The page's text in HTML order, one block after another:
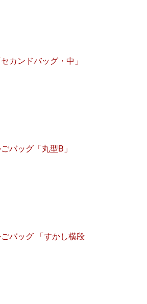
カンドバッグ・中」
バッグ「丸型B」
バッグ 「すかし横段